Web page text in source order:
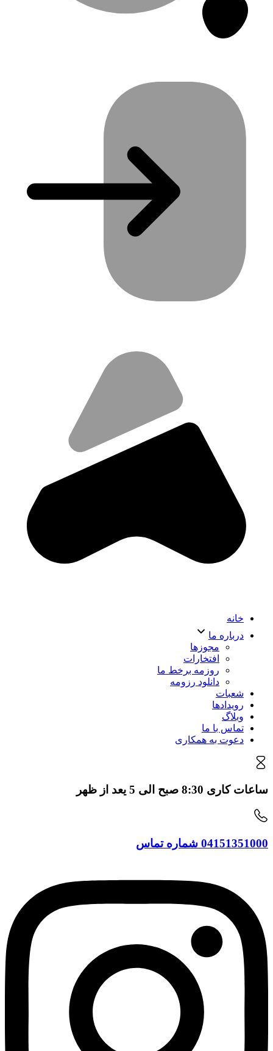
خانه
درباره ما
مجوزها
افتخارات
روزمه برخط ما
دانلود رزومه
شعبات
رویدادها
وبلاگ
تماس با ما
دعوت به همکاری
ساعات کاری 8:30 صبح الی 5 یعد از ظهر
04151351000 شماره تماس